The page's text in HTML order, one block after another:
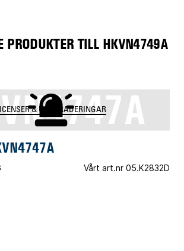
PRODUKTER TILL HKVN4749A
& UPPGRADERINGAR
Vårt art.nr 05.K2832D